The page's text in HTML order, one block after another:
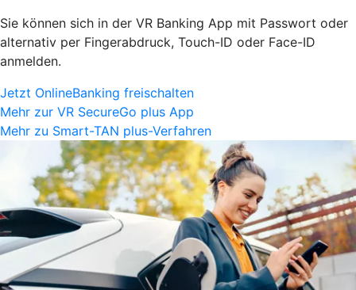
Sie können sich in der VR Banking App mit Passwort oder
alternativ per Fingerabdruck, Touch-ID oder Face-ID
anmelden.
Jetzt OnlineBanking freischalten
Mehr zur VR SecureGo plus App
Mehr zu Smart-TAN plus-Verfahren